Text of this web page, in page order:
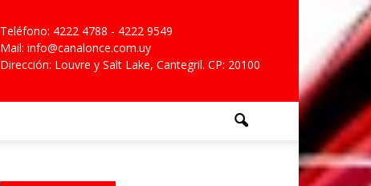
Teléfono: 4222 4788 - 4222 9549
Mail: info@canalonce.com.uy
Dirección: Louvre y Salt Lake, Cantegril. CP: 20100